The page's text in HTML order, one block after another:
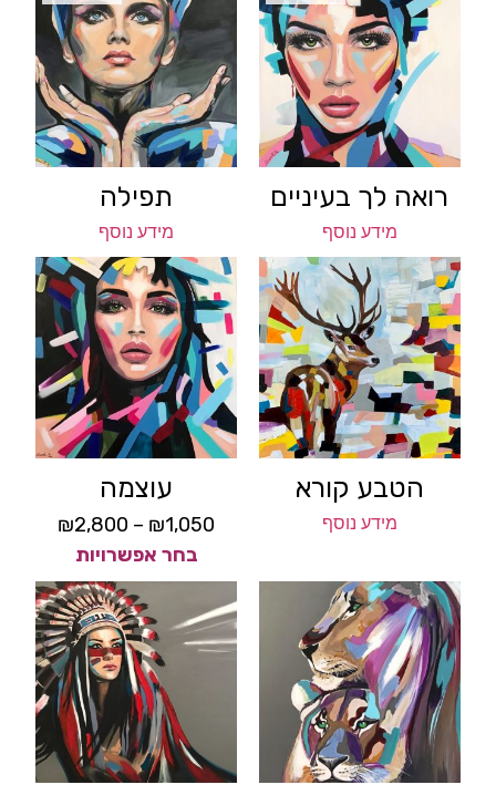
רואה לך בעיניים
מידע נוסף
תפילה
מידע נוסף
הטבע קורא
מידע נוסף
עוצמה
₪1,050
–
₪2,800
בחר אפשרויות